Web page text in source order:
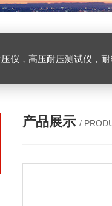
仪，高压耐压测试仪，
产品展示 /